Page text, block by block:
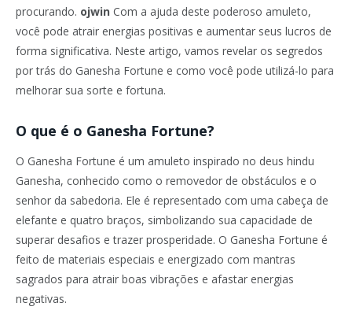
procurando. ojwin Com a ajuda deste poderoso amuleto,
você pode atrair energias positivas e aumentar seus lucros de
forma significativa. Neste artigo, vamos revelar os segredos
por trás do Ganesha Fortune e como você pode utilizá-lo para
melhorar sua sorte e fortuna.
O que é o Ganesha Fortune?
O Ganesha Fortune é um amuleto inspirado no deus hindu
Ganesha, conhecido como o removedor de obstáculos e o
senhor da sabedoria. Ele é representado com uma cabeça de
elefante e quatro braços, simbolizando sua capacidade de
superar desafios e trazer prosperidade. O Ganesha Fortune é
feito de materiais especiais e energizado com mantras
sagrados para atrair boas vibrações e afastar energias
negativas.